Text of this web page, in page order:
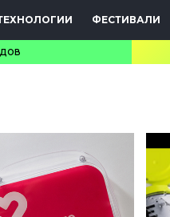
ФЕСТИВАЛИ